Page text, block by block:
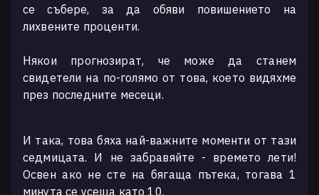
се събере, за да обяви повишението на
лихвените проценти.
Някои прогнозират, че може да станем
свидетели на по-голямо от това, което видяхме
през последните месеци.
И така, това бяха най-важните моменти от тази
седмицата. И не забравяйте - времето лети!
Освен ако не сте на бягаща пътека, тогава 1
минута се усеща като 10.